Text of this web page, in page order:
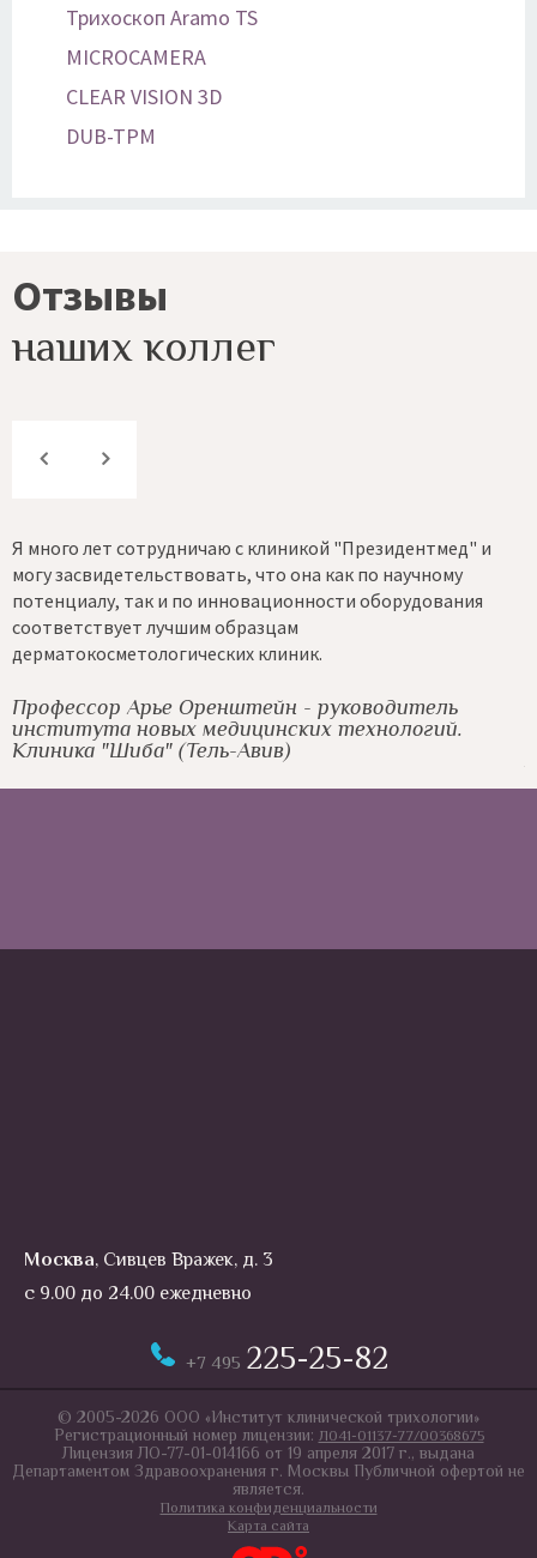
Трихоскоп Aramo TS
MICROCAMERA
CLEAR VISION 3D
DUB-TPM
Отзывы
наших коллег
Я много лет сотрудничаю с клиникой "Президентмед" и
могу засвидетельствовать, что она как по научному
потенциалу, так и по инновационности оборудования
соответствует лучшим образцам
дерматокосметологических клиник.
Профессор Арье Оренштейн - руководитель
института новых медицинских технологий.
Клиника "Шиба" (Тель-Авив)
Москва, Сивцев Вражек, д. 3
с 9.00 до 24.00 ежедневно
+7 495 225-25-82
© 2005-2026 ООО «Институт клинической трихологии»
Регистрационный номер лицензии: Л041-01137-77/00368675
Лицензия ЛО-77-01-014166 от 19 апреля 2017 г., выдана
Департаментом Здравоохранения г. Москвы Публичной офертой не
является.
Политика конфиденциальности
Карта сайта